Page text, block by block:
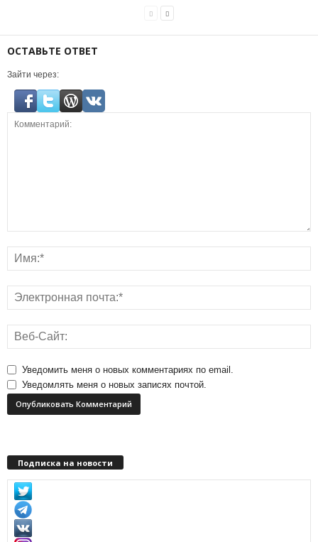
ОСТАВЬТЕ ОТВЕТ
Зайти через:
Уведомить меня о новых комментариях по email.
Уведомлять меня о новых записях почтой.
Подписка на новости